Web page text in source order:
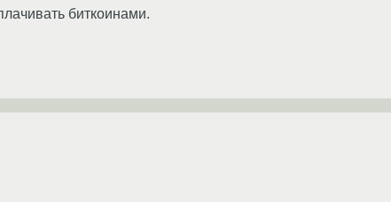
биткоинами.